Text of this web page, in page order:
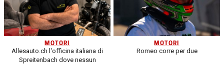
MOTORI
Allesauto.ch l'officina italiana di
Spreitenbach dove nessun
MOTORI
Romeo corre per due